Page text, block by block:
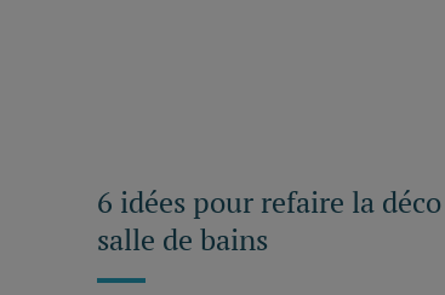
6 idées pour refaire la
salle de bains